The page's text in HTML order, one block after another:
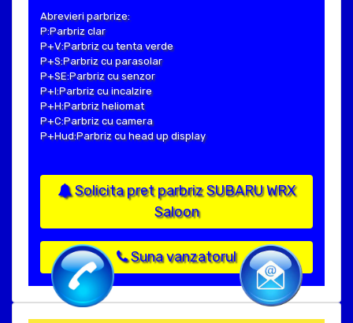
Abrevieri parbrize:
P:Parbriz clar
P+V:Parbriz cu tenta verde
P+S:Parbriz cu parasolar
P+SE:Parbriz cu senzor
P+I:Parbriz cu incalzire
P+H:Parbriz heliomat
P+C:Parbriz cu camera
P+Hud:Parbriz cu head up display
Solicita pret parbriz SUBARU WRX
Saloon
Suna vanzatorul